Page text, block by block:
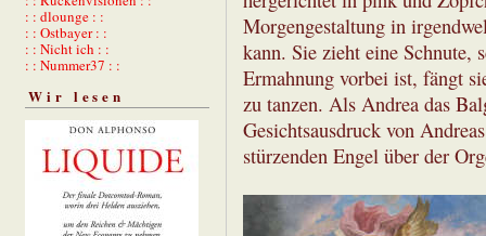
: : dlounge : :
: : Ostbayer : :
: : Nicht ich : :
: : Nummer37 : :
Wir lesen
Morgengestaltung in
kann. Sie zieht eine Schnute,
Ermahnung vorbei ist, fängt
zu tanzen. Als Andrea das
Gesichtsausdruck von
stürzenden Engel über der